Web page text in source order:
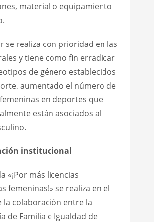
material o equipamiento
se realiza con prioridad en las
y tiene como fin erradicar
de género establecidos
aumentado el número de
en deportes que
están asociados al
institucional
«¡Por más licencias
femeninas!» se realiza en el
la colaboración entre la
de Familia e Igualdad de